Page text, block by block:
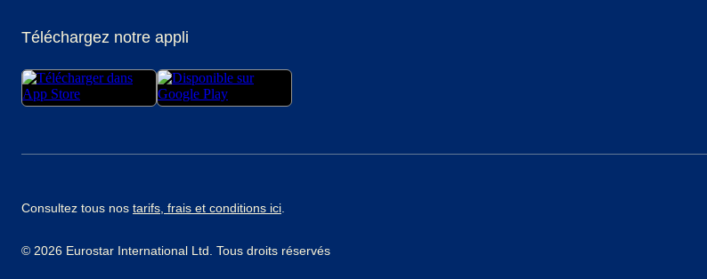
Téléchargez notre appli
Consultez tous nos tarifs, frais et conditions ici
© 2026 Eurostar International Ltd. Tous droits réservés